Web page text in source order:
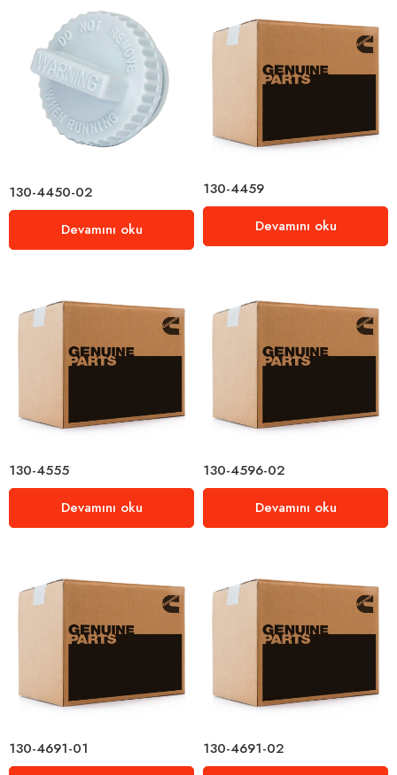
130-4450-02
Devamını oku
130-4459
Devamını oku
130-4555
Devamını oku
130-4596-02
Devamını oku
130-4691-01
130-4691-02